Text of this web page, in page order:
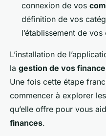
connexion de vos
définition de vos
l’établissement de
L’installation de
la gestion de vos
Une fois cette étape
commencer à explorer
qu’elle offre pour vous
finances.